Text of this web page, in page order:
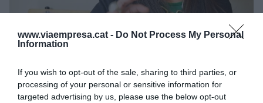
www.viaempresa.cat - Do Not Process My Personal
Information
If you wish to opt-out of the sale, sharing to third parties, or
processing of your personal or sensitive information for
targeted advertising by us, please use the below opt-out
La directora del supermercat online Soy Comida
Perfecta, Desiré Taboada | Cedida (ACN)